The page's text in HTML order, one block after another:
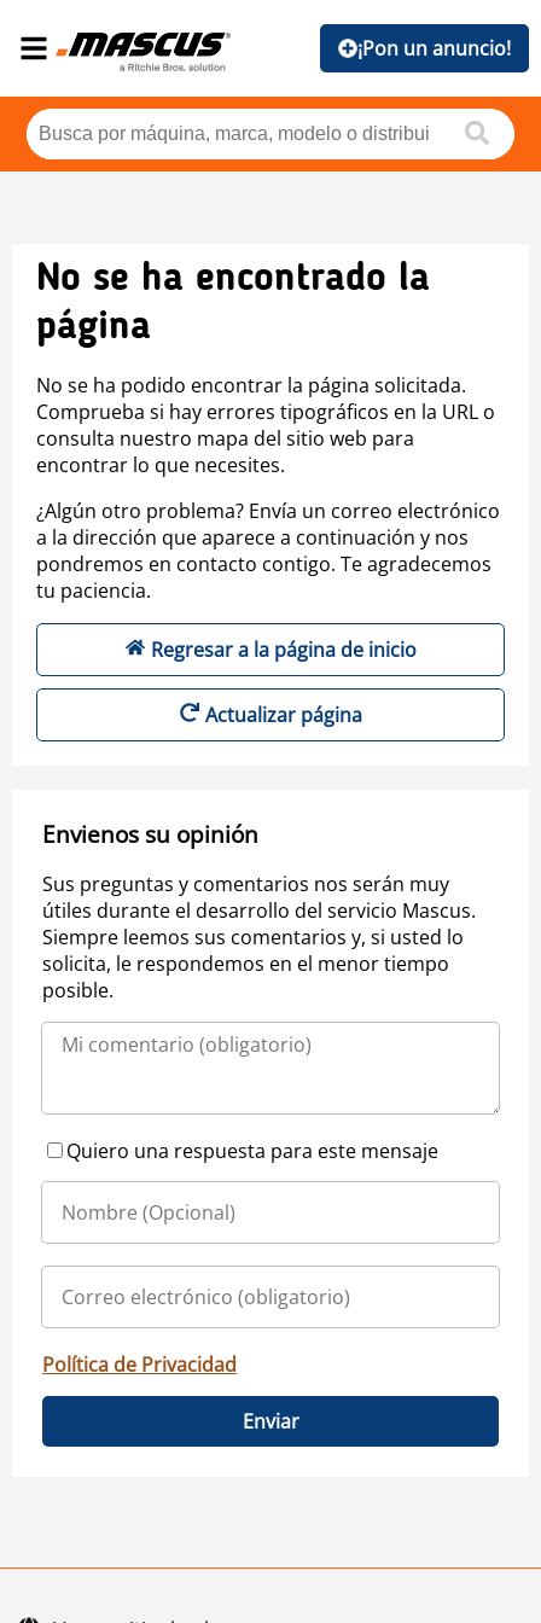
¡Pon un anuncio!
No se ha encontrado la
página
No se ha podido encontrar la página solicitada.
Comprueba si hay errores tipográficos en la URL o
consulta nuestro mapa del sitio web para
encontrar lo que necesites.
¿Algún otro problema? Envía un correo electrónico
a la dirección que aparece a continuación y nos
pondremos en contacto contigo. Te agradecemos
tu paciencia.
Regresar a la página de inicio
Actualizar página
Envienos su opinión
Sus preguntas y comentarios nos serán muy
útiles durante el desarrollo del servicio Mascus.
Siempre leemos sus comentarios y, si usted lo
solicita, le respondemos en el menor tiempo
posible.
Quiero una respuesta para este mensaje
Política de Privacidad
Enviar